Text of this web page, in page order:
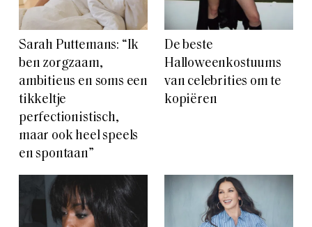
Sarah Puttemans: “Ik
ben zorgzaam,
ambitieus en soms een
tikkeltje
perfectionistisch,
maar ook heel speels
en spontaan”
De beste
Halloweenkostuums
van celebrities om te
kopiëren